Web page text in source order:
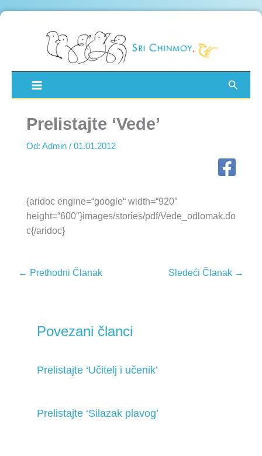
Pređi
Prelistajte ‘Vede’
Od: Admin / 01.01.2012
{aridoc engine=“google“ width=“920″
height=“600″}images/stories/pdf/Vede_odlomak.do
c{/aridoc}
← Prethodni Članak Sledeći Članak →
Povezani članci
Prelistajte ‘Učitelj i učenik’
Prelistajte ‘Silazak plavog’